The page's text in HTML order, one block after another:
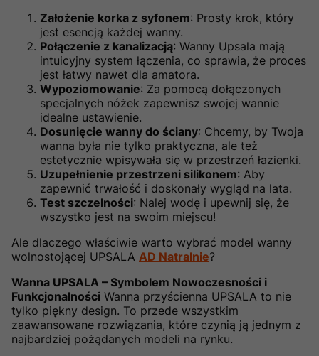
Założenie korka z syfonem: Prosty krok, który
jest esencją każdej wanny.
Połączenie z kanalizacją: Wanny Upsala mają
intuicyjny system łączenia, co sprawia, że proces
jest łatwy nawet dla amatora.
Wypoziomowanie: Za pomocą dołączonych
specjalnych nóżek zapewnisz swojej wannie
idealne ustawienie.
Dosunięcie wanny do ściany: Chcemy, by Twoja
wanna była nie tylko praktyczna, ale też
estetycznie wpisywała się w przestrzeń łazienki.
Uzupełnienie przestrzeni silikonem: Aby
zapewnić trwałość i doskonały wygląd na lata.
Test szczelności: Nalej wodę i upewnij się, że
wszystko jest na swoim miejscu!
Ale dlaczego właściwie warto wybrać model wanny
wolnostojącej UPSALA AD Natralnie?
Wanna UPSALA – Symbolem Nowoczesności i
Funkcjonalności Wanna przyścienna UPSALA to nie
tylko piękny design. To przede wszystkim
zaawansowane rozwiązania, które czynią ją jednym z
najbardziej pożądanych modeli na rynku.